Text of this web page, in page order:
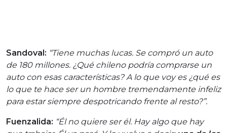
Sandoval: “Tiene muchas lucas. Se compró un auto
de 180 millones. ¿Qué chileno podría comprarse un
auto con esas características? A lo que voy es ¿qué es
lo que te hace ser un hombre tremendamente infeliz
para estar siempre despotricando frente al resto?”.
Fuenzalida: “Él no quiere ser él. Hay algo que hay